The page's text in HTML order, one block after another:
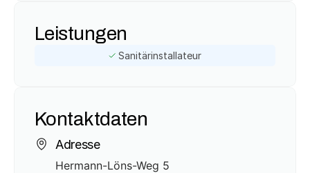
Leistungen
Sanitärinstallateur
Kontaktdaten
Adresse
Hermann-Löns-Weg 5